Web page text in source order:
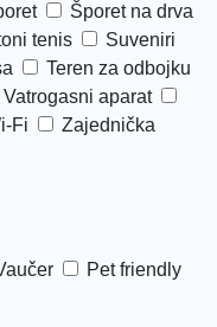
Šporet na drva
tenis
Suveniri
Teren za odbojku
Vatrogasni aparat
Fi
Zajednička
Pet friendly